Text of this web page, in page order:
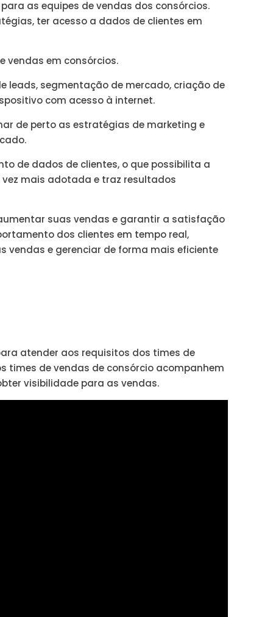
as equipes de vendas dos consórcios.
ter acesso a dados de clientes em
vendas em consórcios.
leads, segmentação de mercado, criação de
com acesso à internet.
de perto as estratégias de marketing e
de dados de clientes, o que possibilita a
mais adotada e traz resultados
suas vendas e garantir a satisfação
dos clientes em tempo real,
vendas e gerenciar de forma mais eficiente
atender aos requisitos dos times de
times de vendas de consórcio acompanhem
visibilidade para as vendas.